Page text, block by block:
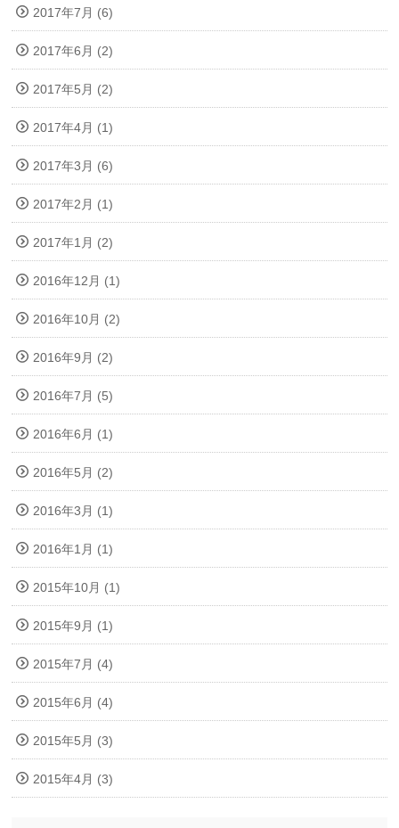
2017年7月 (6)
2017年6月 (2)
2017年5月 (2)
2017年4月 (1)
2017年3月 (6)
2017年2月 (1)
2017年1月 (2)
2016年12月 (1)
2016年10月 (2)
2016年9月 (2)
2016年7月 (5)
2016年6月 (1)
2016年5月 (2)
2016年3月 (1)
2016年1月 (1)
2015年10月 (1)
2015年9月 (1)
2015年7月 (4)
2015年6月 (4)
2015年5月 (3)
2015年4月 (3)